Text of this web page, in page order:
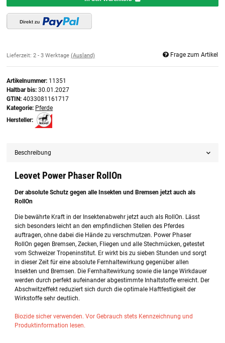
Lieferzeit: 2 - 3 Werktage (Ausland) Frage zum Artikel
Artikelnummer: 11351
Haltbar bis: 30.01.2027
GTIN: 4033081161717
Kategorie: Pferde
Hersteller:
Beschreibung
Leovet Power Phaser RollOn
Der absolute Schutz gegen alle Insekten und Bremsen jetzt auch als
RollOn
Die bewährte Kraft in der Insektenabwehr jetzt auch als RollOn. Lässt
sich besonders leicht an den empfindlichen Stellen des Pferdes
auftragen, ohne dabei die Hände zu verschmutzen. Power Phaser
RollOn gegen Bremsen, Zecken, Fliegen und alle Stechmücken, getestet
vom Schweizer Tropeninstitut. Er wirkt bis zu sieben Stunden und sorgt
in dieser Zeit für eine absolute Fernhaltewirkung gegenüber allen
Insekten und Bremsen. Die Fernhaltewirkung sowie die lange Wirkdauer
werden durch perfekt aufeinander abgestimmte Inhaltstoffe erreicht. Der
Abschwitzeffekt reduziert sich durch die optimale Haftfestigkeit der
Wirkstoffe sehr deutlich.
Biozide sicher verwenden. Vor Gebrauch stets Kennzeichnung und
Produktinformation lesen.